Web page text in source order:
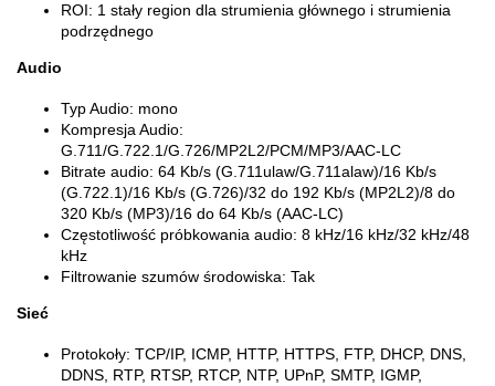
ROI: 1 stały region dla strumienia głównego i strumienia
podrzędnego
Audio
Typ Audio: mono
Kompresja Audio:
G.711/G.722.1/G.726/MP2L2/PCM/MP3/AAC-LC
Bitrate audio: 64 Kb/s (G.711ulaw/G.711alaw)/16 Kb/s
(G.722.1)/16 Kb/s (G.726)/32 do 192 Kb/s (MP2L2)/8 do
320 Kb/s (MP3)/16 do 64 Kb/s (AAC-LC)
Częstotliwość próbkowania audio: 8 kHz/16 kHz/32 kHz/48
kHz
Filtrowanie szumów środowiska: Tak
Sieć
Protokoły: TCP/IP, ICMP, HTTP, HTTPS, FTP, DHCP, DNS,
DDNS, RTP, RTSP, RTCP, NTP, UPnP, SMTP, IGMP,